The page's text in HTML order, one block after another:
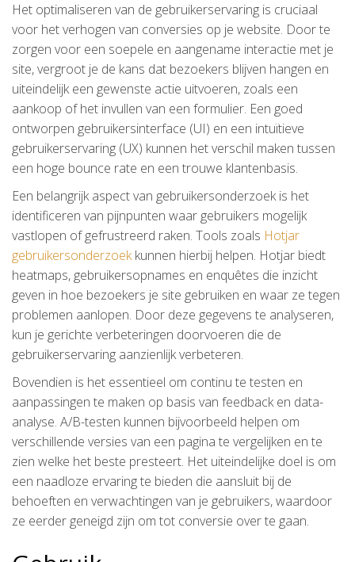
Het optimaliseren van de gebruikerservaring is cruciaal
voor het verhogen van conversies op je website. Door te
zorgen voor een soepele en aangename interactie met je
site, vergroot je de kans dat bezoekers blijven hangen en
uiteindelijk een gewenste actie uitvoeren, zoals een
aankoop of het invullen van een formulier. Een goed
ontworpen gebruikersinterface (UI) en een intuïtieve
gebruikerservaring (UX) kunnen het verschil maken tussen
een hoge bounce rate en een trouwe klantenbasis.
Een belangrijk aspect van gebruikersonderzoek is het
identificeren van pijnpunten waar gebruikers mogelijk
vastlopen of gefrustreerd raken. Tools zoals Hotjar
gebruikersonderzoekkunnen hierbij helpen. Hotjar biedt
heatmaps, gebruikersopnames en enquêtes die inzicht
geven in hoe bezoekers je site gebruiken en waar ze tegen
problemen aanlopen. Door deze gegevens te analyseren,
kun je gerichte verbeteringen doorvoeren die de
gebruikerservaring aanzienlijk verbeteren.
Bovendien is het essentieel om continu te testen en
aanpassingen te maken op basis van feedback en data-
analyse. A/B-testen kunnen bijvoorbeeld helpen om
verschillende versies van een pagina te vergelijken en te
zien welke het beste presteert. Het uiteindelijke doel is om
een naadloze ervaring te bieden die aansluit bij de
behoeften en verwachtingen van je gebruikers, waardoor
ze eerder geneigd zijn om tot conversie over te gaan.